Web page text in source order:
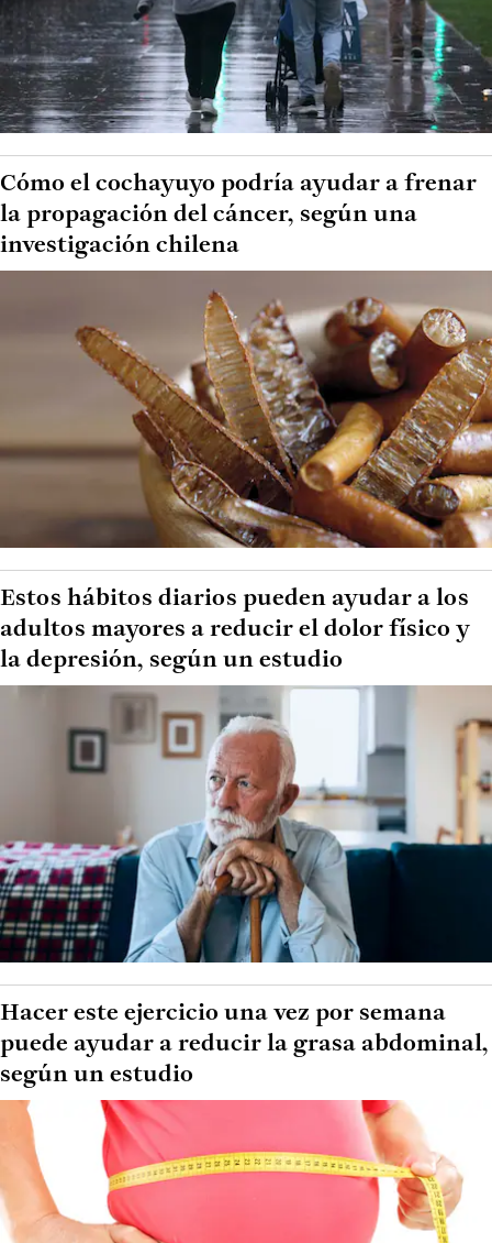
Cómo el cochayuyo podría ayudar a frenar
la propagación del cáncer, según una
investigación chilena
Estos hábitos diarios pueden ayudar a los
adultos mayores a reducir el dolor físico y
la depresión, según un estudio
Hacer este ejercicio una vez por semana
puede ayudar a reducir la grasa abdominal,
según un estudio